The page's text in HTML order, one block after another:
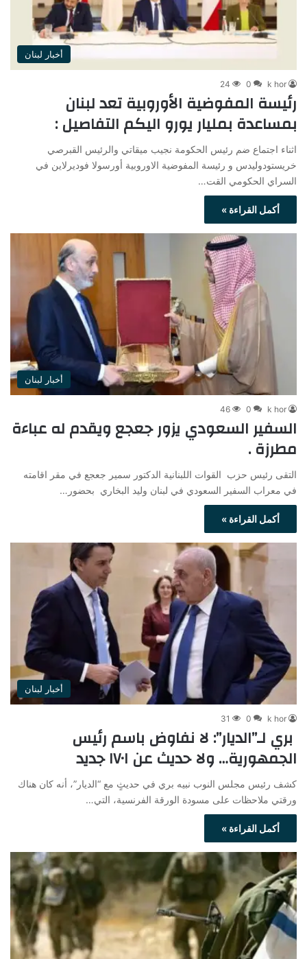
أخبار لبنان
k hor
0
24
رئيسة المفوضية الأوروبية تعد لبنان
بمساعدة بمليار يورو اليكم التفاصيل :
اثناء اجتماع ضم رئيس الحكومة نجيب ميقاتي والرئيس القبرصي
خريستودوليدس و رئيسة المفوضية الاوروبية أورسولا فوديرلاين في
السراي الحكومي القت…
أكمل القراءة »
أخبار لبنان
k hor
0
46
السفير السعودي يزور جعجع ويقدم له عباءة
مطرزة .
التقى رئيس حزب القوات اللبنانية الدكتور سمير جعجع في مقر اقامته
في معراب السفير السعودي في لبنان وليد البخاري بحضور…
أكمل القراءة »
أخبار لبنان
k hor
0
31
بري لـ”الديار”: لا نفاوض باسم رئيس
الجمهورية… ولا حديث عن ١٧٠١ جديد
كشف رئيس مجلس النوب نبيه بري في حديثٍ مع “الديار”، أنه كان هناك
ورقتي ملاحظات على مسودة الورقة الفرنسية، التي…
أكمل القراءة »